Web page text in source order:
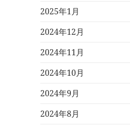
2025年1月
2024年12月
2024年11月
2024年10月
2024年9月
2024年8月